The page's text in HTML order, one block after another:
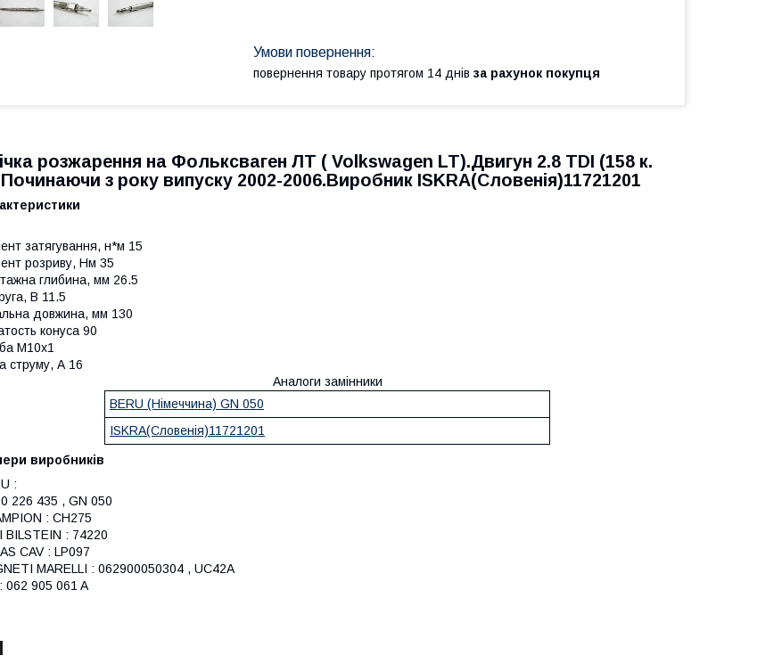
повернення товару протягом 14 днів за рахунок покупця
розжарення на Фольксваген ЛТ ( Volkswagen LT).Двигун 2.8 TDI (158 к.
з року випуску 2002-2006.Виробник ISKRA(Словенія)11721201
затягування, н*м 15
розриву, Нм 35
глибина, мм 26.5
В 11.5
довжина, мм 130
конуса 90
M10x1
струму, А 16
Аналоги замінники
BERU (Німеччина) GN 050
ISKRA(Словенія)11721201
виробників
:
226 435 , GN 050
: CH275
BILSTEIN : 74220
CAV : LP097
MARELLI : 062900050304 , UC42A
062 905 061 A